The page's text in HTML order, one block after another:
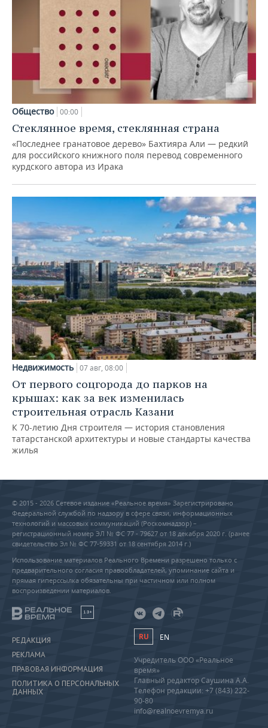
Общество 00:00
Стеклянное время, стеклянная страна
«Последнее гранатовое дерево» Бахтияра Али — редкий
для российского книжного поля перевод современного
курдского автора из Ирака
Недвижимость 07 авг, 08:00
От первого соцгорода до парков на
крышах: как за век изменилась
строительная отрасль Казани
К 70-летию Дня строителя — история становления
татарстанской архитектуры и новые стандарты качества
жилья
© 2015 - 2026 Сетевое издание «Реальное время» Зарегистрировано
Федеральной службой по надзору в сфере связи, информационных
технологий и массовых коммуникаций (Роскомнадзор) –
регистрационный номер ЭЛ № ФС 77 - 79627 от 18 декабря 2020 г. (ранее
свидетельство Эл № ФС 77-59331 от 18 сентября 2014 г.)
Использование материалов Реального Времени разрешено только с
предварительного согласия правообладателей, упоминание сайта и
прямая гиперссылка обязательны при частичном или полном
воспроизведении материалов.
18+
РЕДАКЦИЯ
РЕКЛАМА
ПРАВОВАЯ ИНФОРМАЦИЯ
ПОЛИТИКА О ПЕРСОНАЛЬНЫХ
ДАННЫХ
RU EN
Учредитель ООО «Реальное
время»
Главный редактор Саушина А.А.
Телефон редакции: +7 (843) 222-
90-80
info@realnoevremya.ru